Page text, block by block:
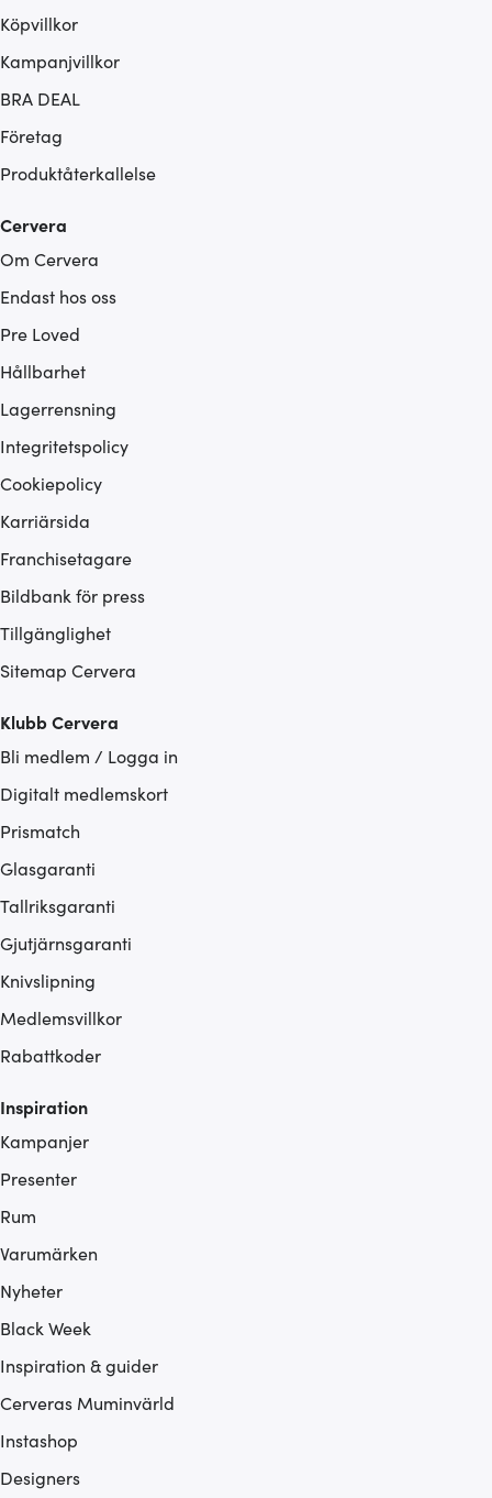
Köpvillkor
Kampanjvillkor
BRA DEAL
Företag
Produktåterkallelse
Cervera
Om Cervera
Endast hos oss
Pre Loved
Hållbarhet
Lagerrensning
Integritetspolicy
Cookiepolicy
Karriärsida
Franchisetagare
Bildbank för press
Tillgänglighet
Sitemap Cervera
Klubb Cervera
Bli medlem / Logga in
Digitalt medlemskort
Prismatch
Glasgaranti
Tallriksgaranti
Gjutjärnsgaranti
Knivslipning
Medlemsvillkor
Rabattkoder
Inspiration
Kampanjer
Presenter
Rum
Varumärken
Nyheter
Black Week
Inspiration & guider
Cerveras Muminvärld
Instashop
Designers